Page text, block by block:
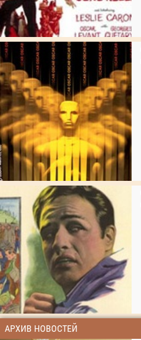
АРХИВ НОВОСТЕЙ